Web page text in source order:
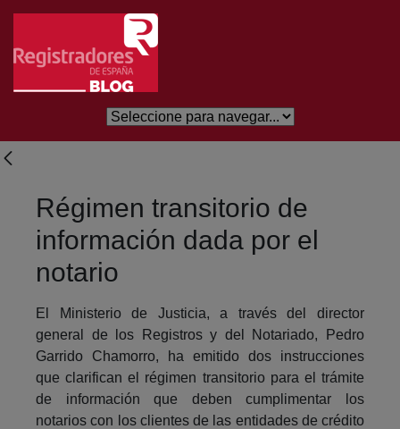
Salta al contingut principal
Régimen transitorio de
información dada por el
notario
El Ministerio de Justicia, a través del director
general de los Registros y del Notariado, Pedro
Garrido Chamorro, ha emitido dos instrucciones
que clarifican el régimen transitorio para el trámite
de información que deben cumplimentar los
notarios con los clientes de las entidades de crédito